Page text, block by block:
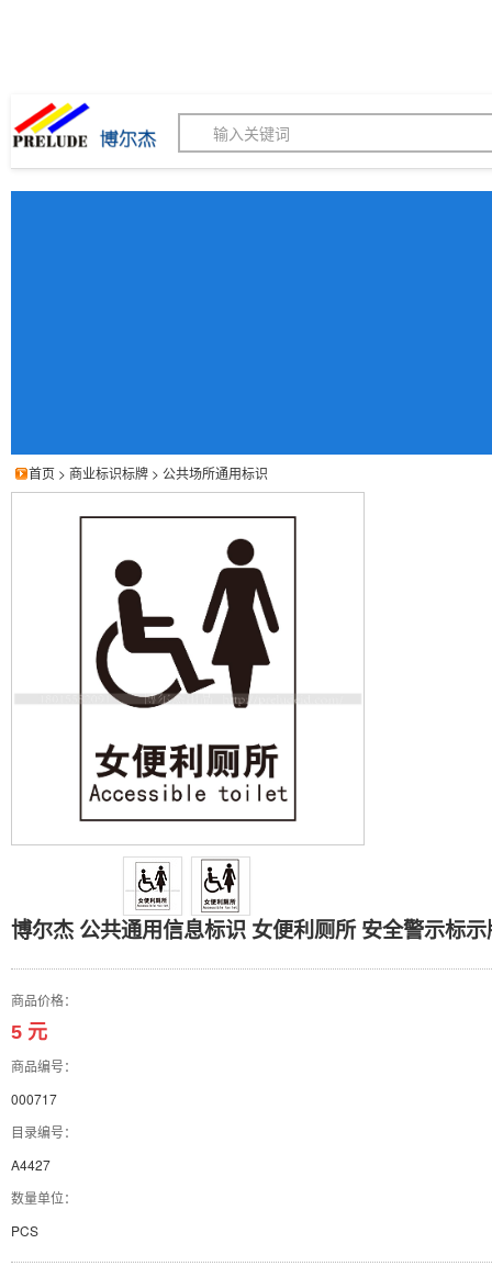
博尔杰PTS - 工业标识解
首页 > 商业标识标牌 > 公共场所通用标识
博尔杰 公共通用信息标
博尔杰 公共通用信息标识 女便利厕所 安全警示标
商品价格：
5 元
商品编号：
000717
目录编号：
A4427
数量单位：
PCS